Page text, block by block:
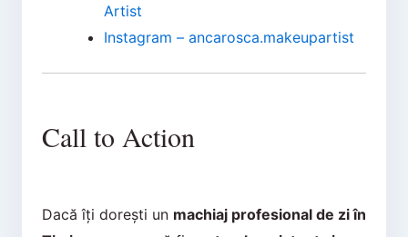
Artist
Instagram – ancarosca.makeupartist
Call to Action
Dacă îți dorești un machiaj profesional de zi în